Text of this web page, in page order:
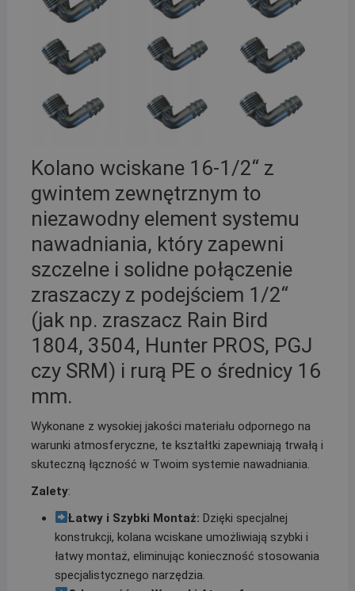
Kolano wciskane 16-1/2“ z
gwintem zewnętrznym to
niezawodny element systemu
nawadniania, który zapewni
szczelne i solidne połączenie
zraszaczy z podejściem 1/2“
(jak np. zraszacz Rain Bird
1804, 3504, Hunter PROS, PGJ
czy SRM) i rurą PE o średnicy 16
mm.
Wykonane z wysokiej jakości materiału odpornego na
warunki atmosferyczne, te kształtki zapewniają trwałą i
skuteczną łączność w Twoim systemie nawadniania.
Zalety:
Łatwy i Szybki Montaż: Dzięki specjalnej
konstrukcji, kolana wciskane umożliwiają szybki i
łatwy montaż, eliminując konieczność stosowania
specjalistycznego narzędzia.